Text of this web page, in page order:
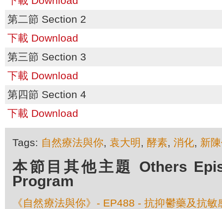
第二節 Section 2
下載 Download
第三節 Section 3
下載 Download
第四節 Section 4
下載 Download
Tags: 自然療法與你, 袁大明 , 酵素, 消化, 新
本節目其他主題 Others
Program
《自然療法與你》- EP488 - 抗抑鬱藥及抗